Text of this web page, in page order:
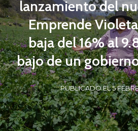
lanzamiento del
Emprende
baja del 16% al
bajo de un
PUBLICADO EL 5